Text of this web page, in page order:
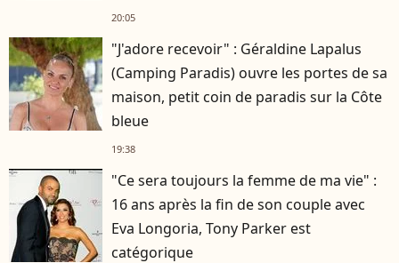
20:05
"J'adore recevoir" : Géraldine Lapalus
(Camping Paradis) ouvre les portes de sa
maison, petit coin de paradis sur la Côte
bleue
19:38
"Ce sera toujours la femme de ma vie" :
16 ans après la fin de son couple avec
Eva Longoria, Tony Parker est
catégorique